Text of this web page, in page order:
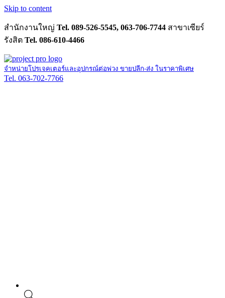
Skip to content
สำนักงานใหญ่ Tel. 089-526-5545, 063-706-7744 สาขาเซียร์
รังสิต Tel. 086-610-4466
จำหน่ายโปรเจคเตอร์และอุปกรณ์ต่อพ่วง ขายปลีก-ส่ง ในราคาพิเศษ
Tel. 063-702-7766